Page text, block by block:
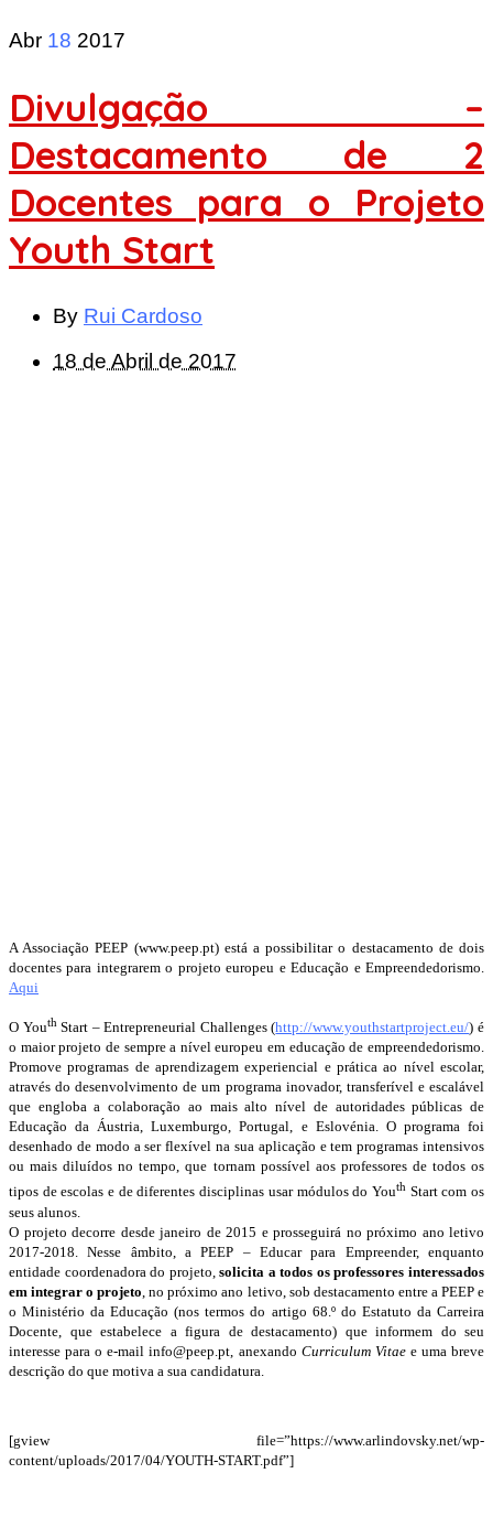
Abr 18 2017
Divulgação –
Destacamento de 2
Docentes para o Projeto
Youth Start
By Rui Cardoso
18 de Abril de 2017
A Associação PEEP (www.peep.pt) está a possibilitar o destacamento de dois
docentes para integrarem o projeto europeu e Educação e Empreendedorismo.
Aqui
O YouthStart – Entrepreneurial Challenges (http://www.youthstartproject.eu/) é
o maior projeto de sempre a nível europeu em educação de empreendedorismo.
Promove programas de aprendizagem experiencial e prática ao nível escolar,
através do desenvolvimento de um programa inovador, transferível e escalável
que engloba a colaboração ao mais alto nível de autoridades públicas de
Educação da Áustria, Luxemburgo, Portugal, e Eslovénia. O programa foi
desenhado de modo a ser flexível na sua aplicação e tem programas intensivos
ou mais diluídos no tempo, que tornam possível aos professores de todos os
tipos de escolas e de diferentes disciplinas usar módulos do YouthStart com os
seus alunos.
O projeto decorre desde janeiro de 2015 e prosseguirá no próximo ano letivo
2017-2018. Nesse âmbito, a PEEP – Educar para Empreender, enquanto
entidade coordenadora do projeto,solicita a todos os professores interessados
em integrar o projeto , no próximo ano letivo, sob destacamento entre a PEEP e
o Ministério da Educação (nos termos do artigo 68.º do Estatuto da Carreira
Docente, que estabelece a figura de destacamento) que informem do seu
interesse para o e-mailinfo@peep.pt , anexando Curriculum Vitaee uma breve
descrição do que motiva a sua candidatura.
[gview file=”https://www.arlindovsky.net/wp-
content/uploads/2017/04/YOUTH-START.pdf”]